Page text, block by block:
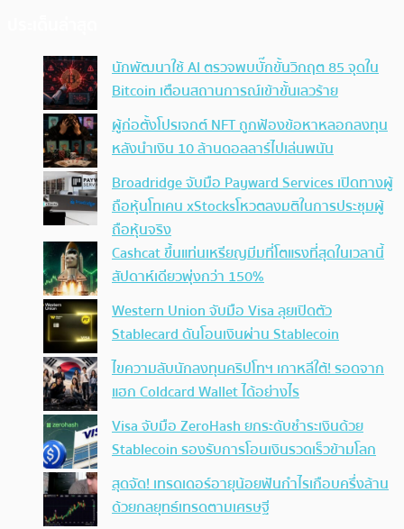
นักพัฒนาใช้ AI ตรวจพบบั๊กขั้นวิกฤต 85 จุดใน
Bitcoin เตือนสถานการณ์เข้าขั้นเลวร้าย
ผู้ก่อตั้งโปรเจกต์ NFT ถูกฟ้องข้อหาหลอกลงทุน
หลังนำเงิน 10 ล้านดอลลาร์ไปเล่นพนัน
Broadridge จับมือ Payward Services เปิดทางผู้
ถือหุ้นโทเคน xStocksโหวตลงมติในการประชุมผู้
ถือหุ้นจริง
Cashcat ขึ้นแท่นเหรียญมีมที่โตแรงที่สุดในเวลานี้
สัปดาห์เดียวพุ่งกว่า 150%
Western Union จับมือ Visa ลุยเปิดตัว
Stablecard ดันโอนเงินผ่าน Stablecoin
ไขความลับนักลงทุนคริปโทฯ เกาหลีใต้! รอดจาก
แฮก Coldcard Wallet ได้อย่างไร
Visa จับมือ ZeroHash ยกระดับชำระเงินด้วย
Stablecoin รองรับการโอนเงินรวดเร็วข้ามโลก
สุดจัด! เทรดเดอร์อายุน้อยฟันกำไรเกือบครึ่งล้าน
ด้วยกลยุทธ์เทรดตามเศรษฐี